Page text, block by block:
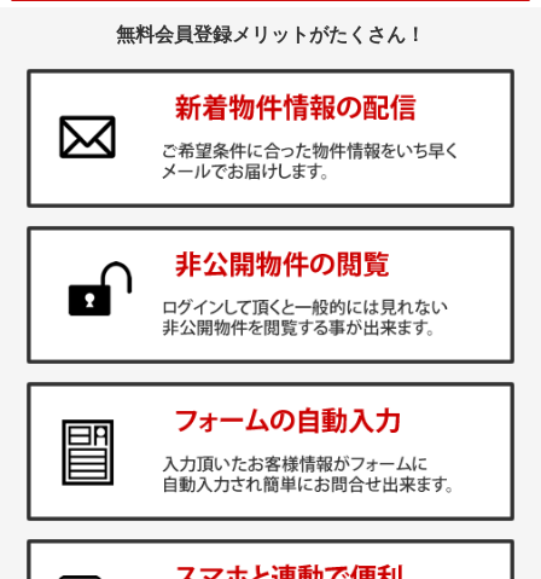
無料会員登録メリットがたくさん！